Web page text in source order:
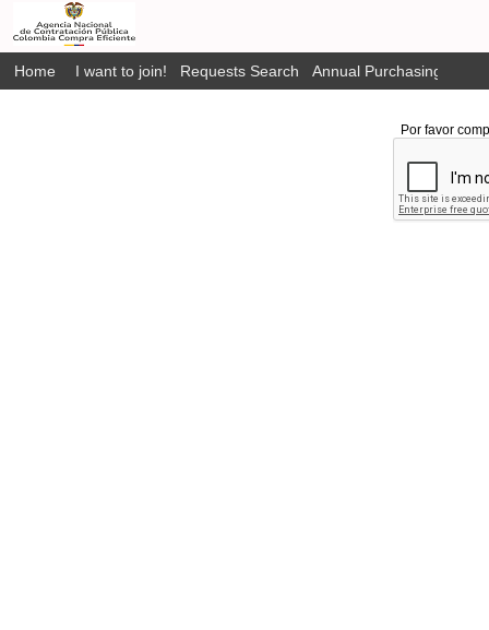
Home I want to join! Requests Search Annual Purchasing Plan
Por favor